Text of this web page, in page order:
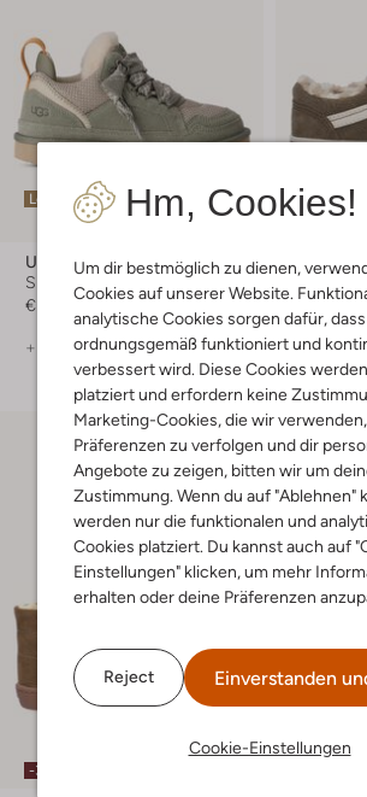
Hm, Cookies!
Um dir bestmöglich zu dienen,
Cookies auf unserer Website.
analytische Cookies sorgen dafür,
ordnungsgemäß funktioniert und
verbessert wird. Diese Cookies
platziert und erfordern keine
Marketing-Cookies, die wir
Präferenzen zu verfolgen und dir
Angebote zu zeigen, bitten wir um
Zustimmung. Wenn du auf "Ablehnen"
werden nur die funktionalen und
Cookies platziert. Du kannst auch auf
Einstellungen" klicken, um mehr
erhalten oder deine Präferenzen
Reject Einverstanden
Cookie-Einstellungen
Letzte Größen
Ugg
Sneaker Low
€ 129,99
+ mehr farben
Vans
Sneaker
€ 49,99
+ mehr
-30%
Letzte